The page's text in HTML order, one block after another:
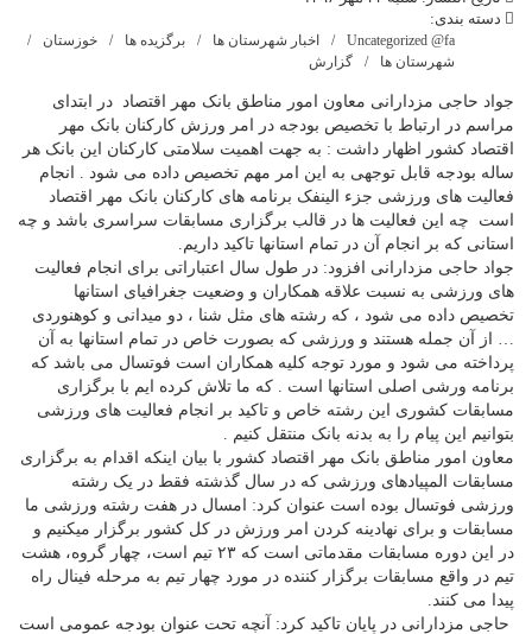
دسته بندی:
Uncategorized @fa اخبار شهرستان ها برگزیده ها
خوزستان
شهرستان ها
گزارش
جواد حاجی مزدارانی معاون امور مناطق بانک مهر اقتصاد در ابتدای
مراسم در ارتباط با تخصیص بودجه در امر ورزش کارکنان بانک مهر
اقتصاد کشور اظهار داشت : به جهت اهمیت سلامتی کارکنان این بانک هر
ساله بودجه قابل توجهی به این امر مهم تخصیص داده می شود . انجام
فعالیت های ورزشی جزء الینفک برنامه های کارکنان بانک مهر اقتصاد
است چه این فعالیت ها در قالب برگزاری مسابقات سراسری باشد و چه
استانی که بر انجام آن در تمام استانها تاکید داریم.
جواد حاجی مزدارانی افزود: در طول سال اعتباراتی برای انجام فعالیت
های ورزشی به نسبت علاقه همکاران و وضعیت جغرافیای استانها
تخصیص داده می شود ، که رشته های مثل شنا ، دو میدانی و کوهنوردی
… از آن جمله هستند و ورزشی که بصورت خاص در تمام استانها به آن
پرداخته می شود و مورد توجه کلیه همکاران است فوتسال می باشد که
برنامه ورشی اصلی استانها است . که ما تلاش کرده ایم با برگزاری
مسابقات کشوری این رشته خاص و تاکید بر انجام فعالیت های ورزشی
بتوانیم این پیام را به بدنه بانک منتقل کنیم .
معاون امور مناطق بانک مهر اقتصاد کشور با بیان اینکه اقدام به برگزاری
مسابقات المپیادهای ورزشی که در سال گذشته فقط در یک رشته
ورزشی فوتسال بوده است عنوان کرد: امسال در هفت رشته ورزشی ما
مسابقات و برای نهادینه کردن امر ورزش در کل کشور برگزار میکنیم و
در این دوره مسابقات مقدماتی است که ۲۳ تیم است، چهار گروه، هشت
تیم در واقع مسابقات برگزار کننده در مورد چهار تیم به مرحله فینال راه
پیدا می کنند.
حاجی مزدارانی در پایان تاکید کرد: آنچه تحت عنوان بودجه عمومی است